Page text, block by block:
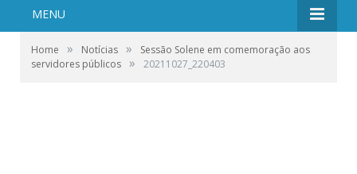
MENU
Home » Notícias »
Sessão Solene em comemoração aos
servidores públicos » 20211027_220403